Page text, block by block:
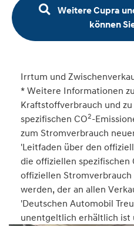
Weitere Cupra
können
Irrtum und
* Weitere Informationen
Kraftstoffverbrauch und
spezifischen CO2-
zum Stromverbrauch
'Leitfaden über den
die offiziellen spezifischen
offiziellen
werden, der an allen
'Deutschen Automobil
unentgeltlich erhältlich ist